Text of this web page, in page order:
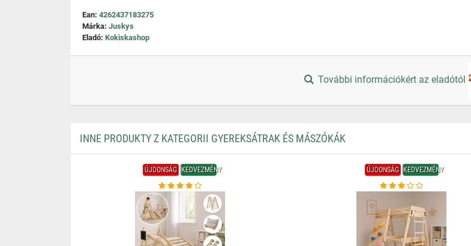
Ean: 4262437183275
Márka: Juskys
Eladó: Kokiskashop
További információkért az eladótól
INNE PRODUKTY Z KATEGORII GYEREKSÁTRAK ÉS MÁSZÓKÁK
ÚJDONSÁG KEDVEZMÉNY ÚJDONSÁG KEDVEZMÉNY